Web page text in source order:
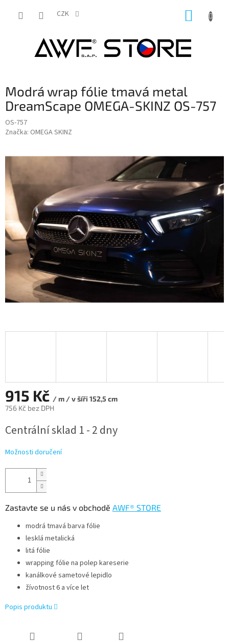
CZK
Modrá wrap fólie tmavá metal
DreamScape OMEGA-SKINZ OS-757
OS-757
Značka: OMEGA SKINZ
915 Kč / m / v šíři 152,5 cm
756 Kč bez DPH
cena:
Centrální sklad 1 - 2 dny
Možnosti doručení
Zastavte se u nás v obchodě AWF® STORE
modrá tmavá barva fólie
lesklá metalická
litá fólie
wrapping fólie na polep kareserie
kanálkové sametové lepidlo
žívotnost 6 a více let
Popis produktu